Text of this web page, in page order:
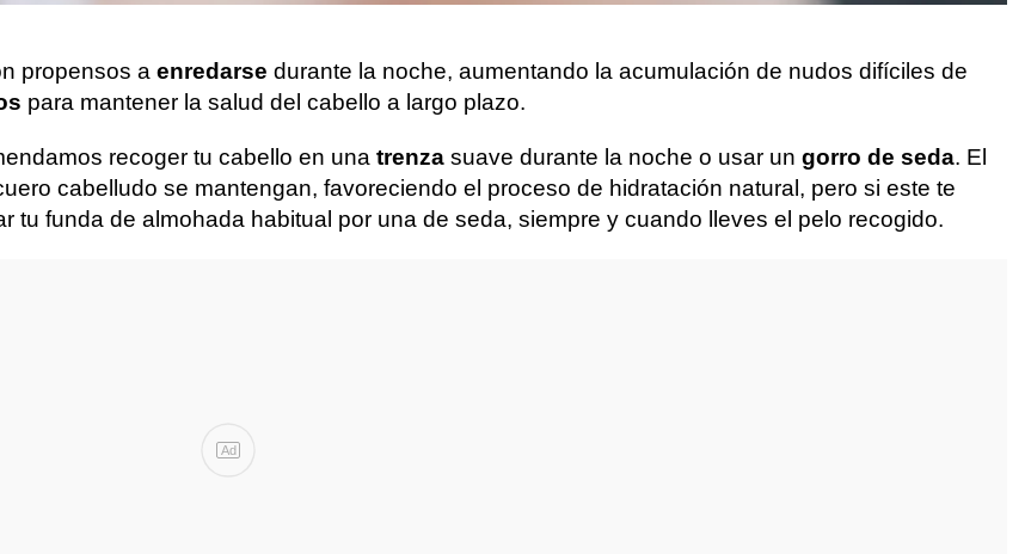
propensos a enredarse durante la noche, aumentando la acumulación de nudos difíciles de
para mantener la salud del cabello a largo plazo.
recoger tu cabello en una trenza suave durante la noche o usar un gorro de seda. El
cabelludo se mantengan, favoreciendo el proceso de hidratación natural, pero si este te
tu funda de almohada habitual por una de seda, siempre y cuando lleves el pelo recogido.
Ad